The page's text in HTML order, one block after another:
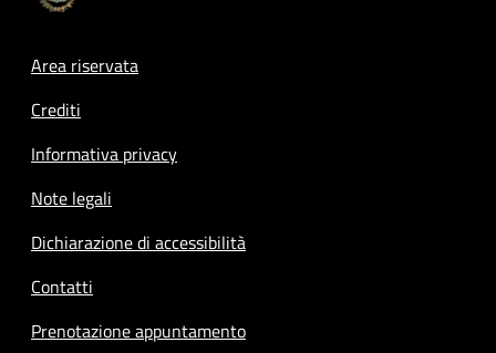
Footer menu
Area riservata
Crediti
Informativa privacy
Note legali
Dichiarazione di accessibilità
Contatti
Prenotazione appuntamento